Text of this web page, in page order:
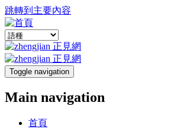
跳轉到主要內容
Toggle navigation
Main navigation
首頁